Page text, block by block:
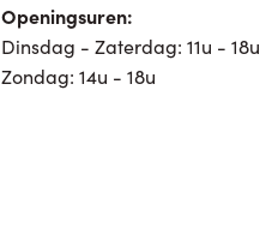
Openingsuren:
Dinsdag - Zaterdag: 11u - 18u
Zondag: 14u - 18u